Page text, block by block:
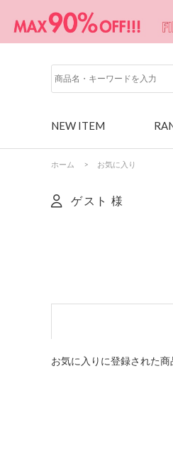
NEW ITEM
ホーム > お気に入り
ゲスト 様
お気に入りに登録された商